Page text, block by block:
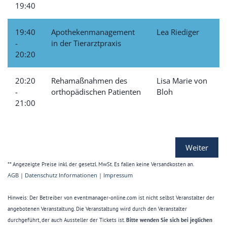
19:40
19:40
-
20:20
Apothekenmanagement
in der Tierarztpraxis
Lea Riediger
20:20
-
21:00
Rehamaßnahmen des
orthopädischen Patienten
Lisa Marie von
Bloh
Weiter
** Angezeigte Preise inkl. der gesetzl. MwSt. Es fallen keine Versandkosten an.
AGB | Datenschutz Informationen | Impressum
Hinweis: Der Betreiber von eventmanager-online.com ist nicht selbst Veranstalter der
angebotenen Veranstaltung. Die Veranstaltung wird durch den Veranstalter
durchgeführt, der auch Aussteller der Tickets ist.Bitte wenden Sie sich bei jeglichen